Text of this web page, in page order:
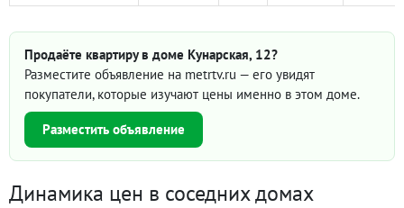
Продаёте квартиру в доме Кунарская, 12?
Разместите объявление на metrtv.ru — его увидят
покупатели, которые изучают цены именно в этом доме.
Разместить объявление
Динамика цен в соседних домах